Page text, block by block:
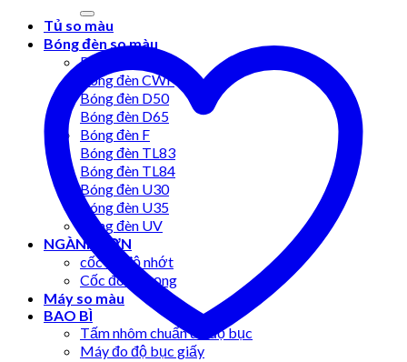
Tủ so màu
Bóng đèn so màu
Bóng đèn A
Bóng đèn CWF
Bóng đèn D50
Bóng đèn D65
Bóng đèn F
Bóng đèn TL83
Bóng đèn TL84
Bóng đèn U30
Bóng đèn U35
Bóng đèn UV
NGÀNH SƠN
cốc đo độ nhớt
Cốc đo tỷ trọng
Máy so màu
BAO BÌ
Tấm nhôm chuẩn đo độ bục
Máy đo độ bục giấy